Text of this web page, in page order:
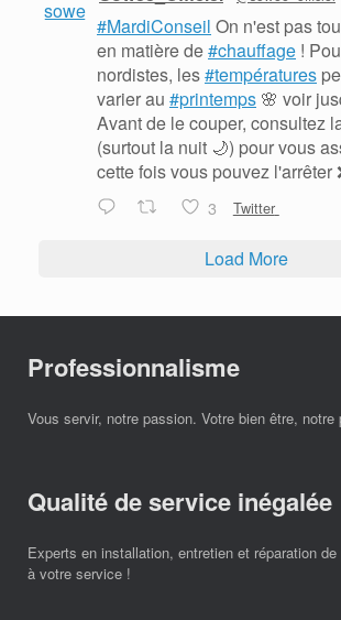
#MardiConseil On n'est pas
en matière de#chauffage !
nordistes, les#températures
varier au #printemps 🌸 voir
Avant de le couper, consultez
(surtout la nuit 🌙) pour vous
cette fois vous pouvez l'arrêter
3 Twitter
Load More
Professionnalisme
Vous servir, notre passion. Votre bien être, notre
Qualité de service inégalée
Experts en installation, entretien et réparation
à votre service !